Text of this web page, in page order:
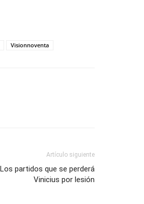
Visionnoventa
Artículo siguiente
partidos que se perderá
Vinicius por lesión